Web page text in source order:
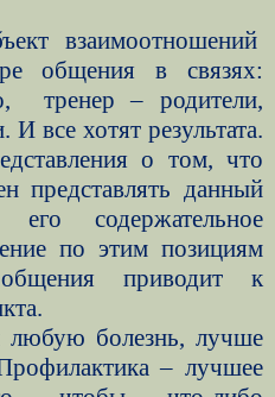
взаимоотношений
общения в связях:
тренер – родители,
все хотят результата.
о том, что
представлять данный
содержательное
по этим позициям
приводит к
любую болезнь, лучше
– лучшее